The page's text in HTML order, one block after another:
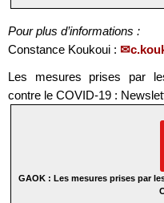
Pour plus d’informations :
Constance Koukoui :
Les mesures prises par
contre le COVID-19 :
GAOK : Les mesures prises par